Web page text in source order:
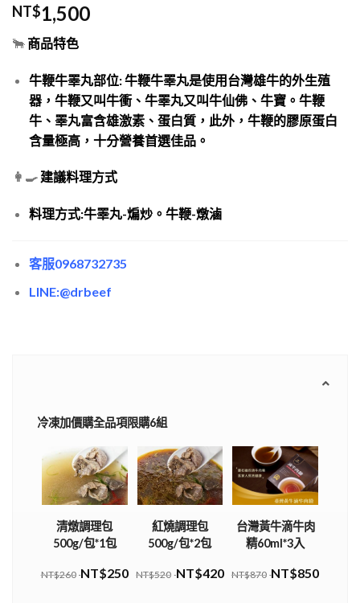
NT$1,500
🐂 商品特色
牛鞭牛睪丸部位:牛鞭牛睪丸是使用台灣雄牛的外生殖
器，牛鞭又叫牛衝、牛睪丸又叫牛仙佛、牛寶。牛鞭
牛、睪丸富含雄激素、蛋白質，此外，牛鞭的膠原蛋白
含量極高，十分營養首選佳品。
👩‍🍳 建議料理方式
料理方式:牛睪丸-煸炒。牛鞭-燉滷
客服0968732735
LINE:@drbeef
冷凍加價購全品項限購6組
清燉調理包
500g/包*1包
NT$260 NT$250
紅燒調理包
500g/包*2包
NT$520 NT$420
台灣黃牛滴牛肉
精60ml*3入
NT$870 NT$850